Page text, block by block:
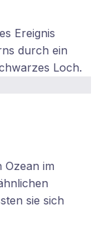
Ereignis
durch ein
Loch.
im
sie sich